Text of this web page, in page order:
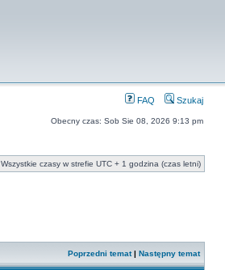
FAQ Szukaj
Obecny czas: Sob Sie 08, 2026 9:13 pm
Wszystkie czasy w strefie UTC + 1 godzina (czas letni)
Poprzedni temat| Następny temat